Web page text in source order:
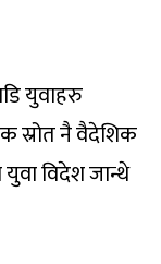
युवाहरु
स्रोत नै वैदेशिक
विदेश जान्थे